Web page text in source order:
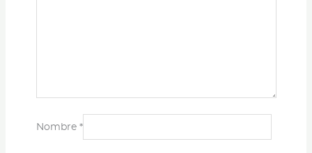
Nombre *